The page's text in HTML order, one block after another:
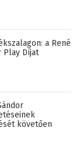
a René
Play Díjat
követően